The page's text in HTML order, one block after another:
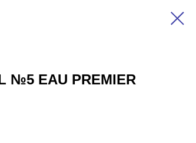
№5 EAU PREMIER